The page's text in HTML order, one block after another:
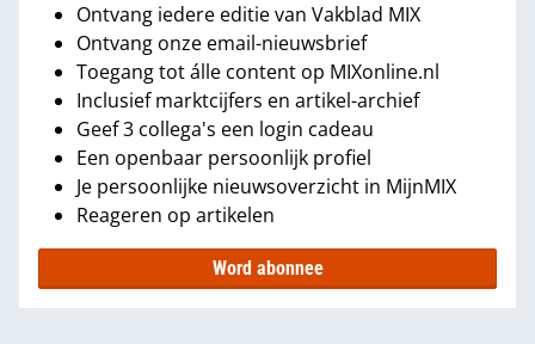
Ontvang iedere editie van Vakblad MIX
Ontvang onze email-nieuwsbrief
Toegang tot álle content op MIXonline.nl
Inclusief marktcijfers en artikel-archief
Geef 3 collega's een login cadeau
Een openbaar persoonlijk profiel
Je persoonlijke nieuwsoverzicht in MijnMIX
Reageren op artikelen
Word abonnee